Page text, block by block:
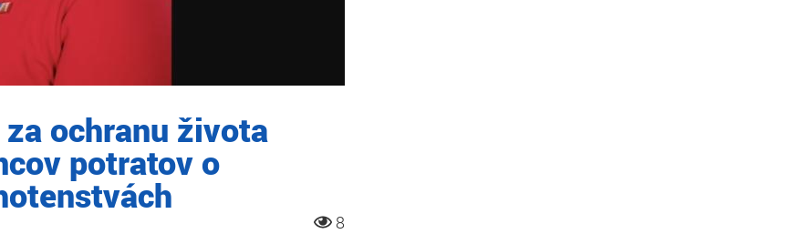
ochranu života
potratov o
8